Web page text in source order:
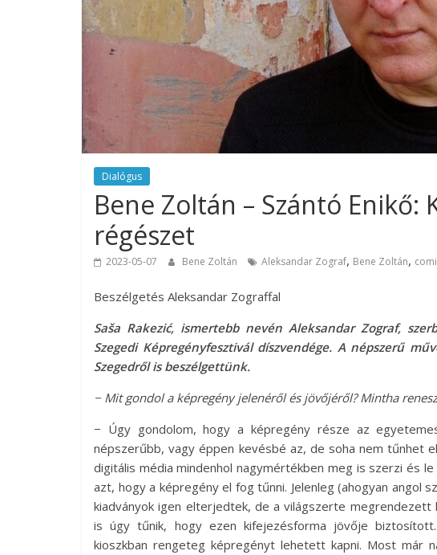
Dialógus
Bene Zoltán – Szántó Enikő:
régészet
2023-05-07 Bene Zoltán Aleksandar Zograf, Bene Zoltán,
Beszélgetés Aleksandar Zograffal
Saša Rakezić, ismertebb nevén Aleksandar Zograf,
Szegedi Képregényfesztivál díszvendége. A népszerű
Szegedről is beszélgettünk.
− Mit gondol a képregény jelenéről és jövőjéről? Mintha
− Úgy gondolom, hogy a képregény része az
népszerűbb, vagy éppen kevésbé az, de soha nem tűnhet
digitális média mindenhol nagymértékben meg is szerzi és
azt, hogy a képregény el fog tűnni. Jelenleg (ahogyan angol
kiadványok igen elterjedtek, de a világszerte megrendezett
is úgy tűnik, hogy ezen kifejezésforma jövője biztosított.
kioszkban rengeteg képregényt lehetett kapni. Most már